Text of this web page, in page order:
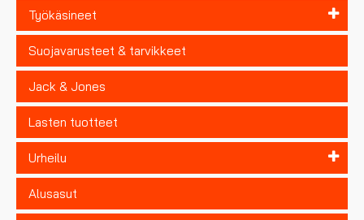
Työkäsineet
Suojavarusteet & tarvikkeet
Jack & Jones
Lasten tuotteet
Urheilu
Alusasut